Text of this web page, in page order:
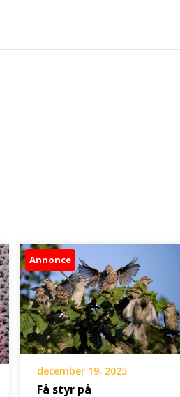
Annonce
december 19, 2025
Få styr på